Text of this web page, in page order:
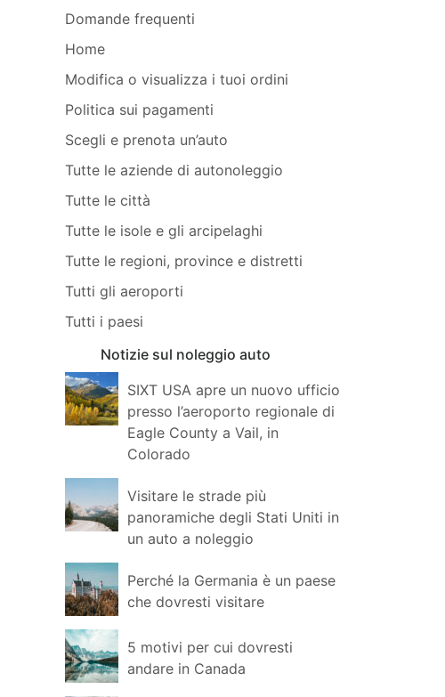
Domande frequenti
Home
Modifica o visualizza i tuoi ordini
Politica sui pagamenti
Scegli e prenota un’auto
Tutte le aziende di autonoleggio
Tutte le città
Tutte le isole e gli arcipelaghi
Tutte le regioni, province e distretti
Tutti gli aeroporti
Tutti i paesi
Notizie sul noleggio auto
SIXT USA apre un nuovo ufficio
presso l’aeroporto regionale di
Eagle County a Vail, in
Colorado
Visitare le strade più
panoramiche degli Stati Uniti in
un auto a noleggio
Perché la Germania è un paese
che dovresti visitare
5 motivi per cui dovresti
andare in Canada